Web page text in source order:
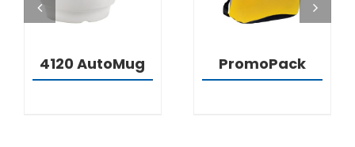
4120 AutoMug PromoPack